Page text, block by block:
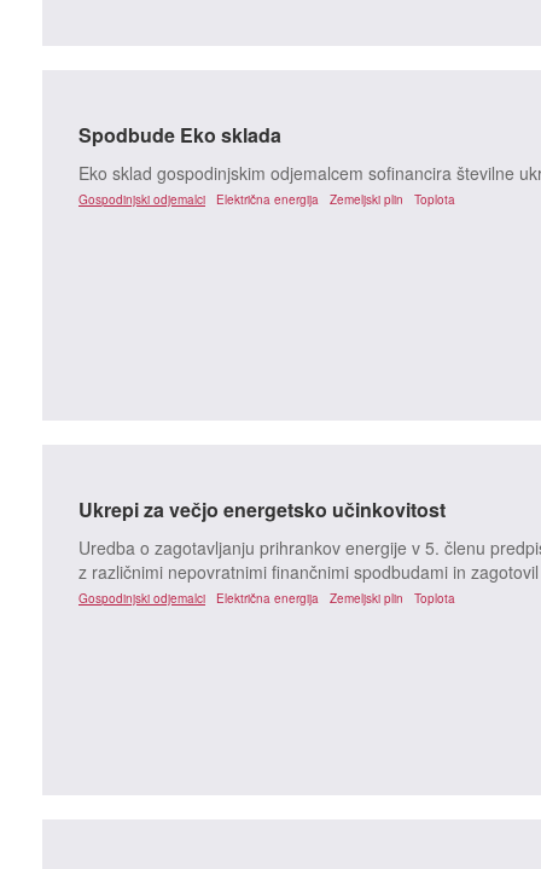
Spodbude Eko sklada
Eko sklad gospodinjskim odjemalcem sofinancira številne
Gospodinjski odjemalci Električna energija Zemeljski plin Toplota
Ukrepi za večjo energetsko učinkovitost
Uredba o zagotavljanju prihrankov energije v 5. členu
z različnimi nepovratnimi finančnimi spodbudami in
Gospodinjski odjemalci Električna energija Zemeljski plin Toplota